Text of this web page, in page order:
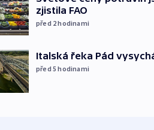
zjistila FAO
před 2hodinami
Italská řeka Pád
před 5hodinami